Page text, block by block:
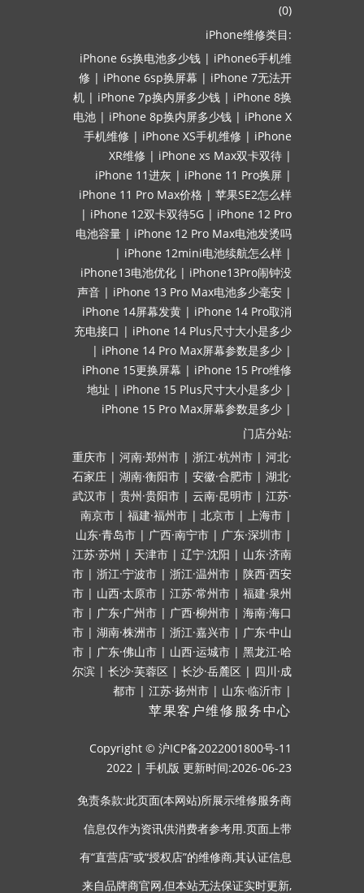
(0)
iPhone维修类目:
iPhone 6s换电池多少钱 | iPhone6手机维
修 | iPhone 6sp换屏幕 | iPhone 7无法开
机 | iPhone 7p换内屏多少钱 | iPhone 8换
电池 | iPhone 8p换内屏多少钱 | iPhone X
手机维修 | iPhone XS手机维修 | iPhone
XR维修 | iPhone xs Max双卡双待 |
iPhone 11进灰 | iPhone 11 Pro换屏 |
iPhone 11 Pro Max价格 | 苹果SE2怎么样
| iPhone 12双卡双待5G | iPhone 12 Pro
电池容量 | iPhone 12 Pro Max电池发烫吗
| iPhone 12mini电池续航怎么样 |
iPhone13电池优化 | iPhone13Pro闹钟没
声音 | iPhone 13 Pro Max电池多少毫安 |
iPhone 14屏幕发黄 | iPhone 14 Pro取消
充电接口 | iPhone 14 Plus尺寸大小是多少
| iPhone 14 Pro Max屏幕参数是多少 |
iPhone 15更换屏幕 | iPhone 15 Pro维修
地址 | iPhone 15 Plus尺寸大小是多少 |
iPhone 15 Pro Max屏幕参数是多少 |
门店分站:
重庆市 | 河南·郑州市 | 浙江·杭州市 | 河北·
石家庄 | 湖南·衡阳市 | 安徽·合肥市 | 湖北·
武汉市 | 贵州·贵阳市 | 云南·昆明市 | 江苏·
南京市 | 福建·福州市 | 北京市 | 上海市 |
山东·青岛市 | 广西·南宁市 | 广东·深圳市 |
江苏·苏州 | 天津市 | 辽宁·沈阳 | 山东·济南
市 | 浙江·宁波市 | 浙江·温州市 | 陕西·西安
市 | 山西·太原市 | 江苏·常州市 | 福建·泉州
市 | 广东·广州市 | 广西·柳州市 | 海南·海口
市 | 湖南·株洲市 | 浙江·嘉兴市 | 广东·中山
市 | 广东·佛山市 | 山西·运城市 | 黑龙江·哈
尔滨 | 长沙·芙蓉区 | 长沙·岳麓区 | 四川·成
都市 | 江苏·扬州市 | 山东·临沂市 |
苹果客户维修服务中心
Copyright © 沪ICP备2022001800号-11
2022 | 手机版 更新时间:2026-06-23
免责条款:此页面(本网站)所展示维修服务商
信息仅作为资讯供消费者参考用.页面上带
有“直营店”或“授权店”的维修商,其认证信息
来自品牌商官网,但本站无法保证实时更新,